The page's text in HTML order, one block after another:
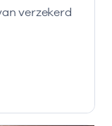
verzekerd